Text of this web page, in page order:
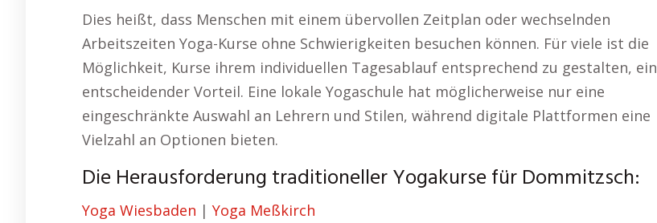
Dies heißt, dass Menschen mit einem übervollen Zeitplan oder wechselnden
Arbeitszeiten Yoga-Kurse ohne Schwierigkeiten besuchen können. Für viele ist die
Möglichkeit, Kurse ihrem individuellen Tagesablauf entsprechend zu gestalten, ein
entscheidender Vorteil. Eine lokale Yogaschule hat möglicherweise nur eine
eingeschränkte Auswahl an Lehrern und Stilen, während digitale Plattformen eine
Vielzahl an Optionen bieten.
Die Herausforderung traditioneller Yogakurse für Dommitzsch:
Yoga Wiesbaden | Yoga Meßkirch